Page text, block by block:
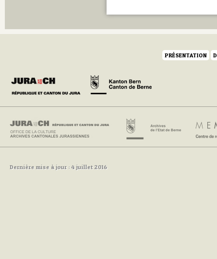
PRÉSENTATION
Dernière mise à jour : 4 juillet 2016